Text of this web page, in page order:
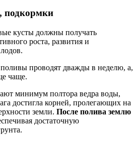
подкормки
кусты должны получать
роста, развития и
проводят дважды в неделю, а,
чаще.
минимум полтора ведра воды,
достигла корней, пролегающих на
земли. После полива землю
достаточную